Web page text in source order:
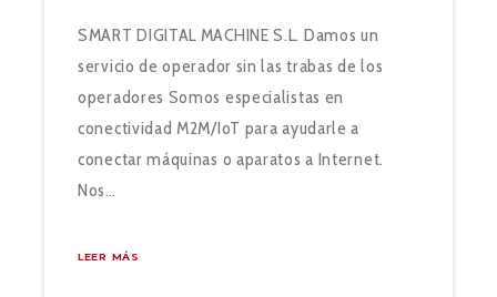
SMART DIGITAL MACHINE S.L. Damos un
servicio de operador sin las trabas de los
operadores Somos especialistas en
conectividad M2M/IoT para ayudarle a
conectar máquinas o aparatos a Internet.
Nos…
LEER MÁS